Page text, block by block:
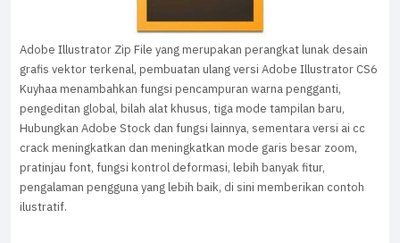
Adobe Illustrator Zip File yang merupakan perangkat lunak desain
grafis vektor terkenal, pembuatan ulang versi Adobe Illustrator CS6
Kuyhaa menambahkan fungsi pencampuran warna pengganti,
pengeditan global, bilah alat khusus, tiga mode tampilan baru,
Hubungkan Adobe Stock dan fungsi lainnya, sementara versi ai cc
crack meningkatkan dan meningkatkan mode garis besar zoom,
pratinjau font, fungsi kontrol deformasi, lebih banyak fitur,
pengalaman pengguna yang lebih baik, di sini memberikan contoh
ilustratif.